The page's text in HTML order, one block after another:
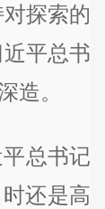
探索的
平总书
造。
总书记
还是高